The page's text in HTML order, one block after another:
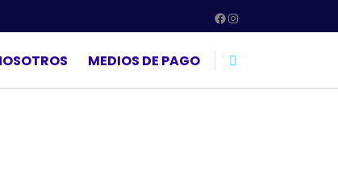
Facebook
Instagram
MEDIOS DE PAGO